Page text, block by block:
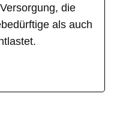
die
als auch